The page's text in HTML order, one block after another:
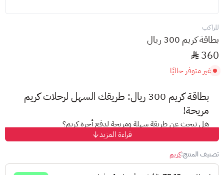
للراكب
بطاقة كريم 300 ريال
360
غير متوفر حاليًا
بطاقة كريم 300 ريال: طريقك السهل لرحلات كريم
مريحة!
هل تبحث عن طريقة سهلة ومريحة لدفع أجرة كريم؟
بطاقتك كل مرة.
قراءة المزيد
تصنيف المنتج:كريم